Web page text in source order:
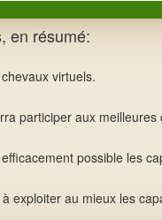
en résumé:
virtuels.
participer aux meilleures
possible les
exploiter au mieux les